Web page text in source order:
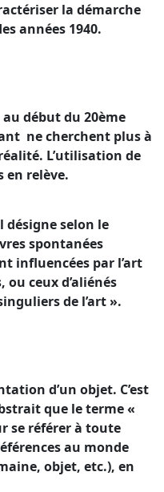
la démarche
années 1940.
début du 20ème
ne cherchent plus à
L’utilisation de
en relève.
désigne selon le
spontanées
influencées par l’art
ceux d’aliénés
de l’art ».
d’un objet. C’est
que le terme «
se référer à toute
au monde
objet, etc.), en